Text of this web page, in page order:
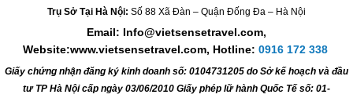
cận đất liền lục địa, cách đất liền bởi
lạch biển Cửa Ông và sông Voi Lớn.
Trong địa phận xã Vạn Yên còn có
đảo Chàng Ngo cũng tương đối lớn.
trên đảo Cái Bầu, cách thành phố Hạ
Long khoảng 50 km, cách Cửa Ông 7
Trụ Sở Tại Hà Nội: Số 88 Xã Đàn – Quận Đống Đa – Hà Nội
Email: Info@vietsensetravel.com,
Website:www.vietsensetravel.com, Hotline: 0916 172 338
Giấy chứng nhận đăng ký kinh doanh số: 0104731205 do Sở kế hoạch và đầu
tư TP Hà Nội cấp ngày 03/06/2010 Giấy phép lữ hành Quốc Tế số: 01-